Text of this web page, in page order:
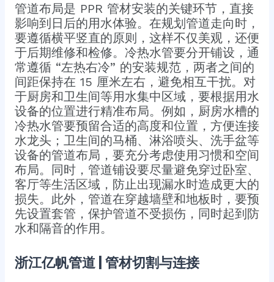
管道布局是 PPR 管材安装的关键环节，直接
影响到日后的用水体验。在规划管道走向时，
要遵循横平竖直的原则，这样不仅美观，还便
于后期维修和检修。冷热水管要分开铺设，通
常遵循 “左热右冷” 的安装规范，两者之间的
间距保持在 15 厘米左右，避免相互干扰。​对
于厨房和卫生间等用水集中区域，要根据用水
设备的位置进行精准布局。例如，厨房水槽的
冷热水管要预留合适的高度和位置，方便连接
水龙头；卫生间的马桶、淋浴喷头、洗手盆等
设备的管道布局，要充分考虑使用习惯和空间
布局。同时，管道铺设要尽量避免穿过卧室、
客厅等生活区域，防止出现漏水时造成更大的
损失。此外，管道在穿越墙壁和地板时，要预
先设置套管，保护管道不受损伤，同时起到防
水和隔音的作用。​
浙江亿帆管道 | 管材切割与连接